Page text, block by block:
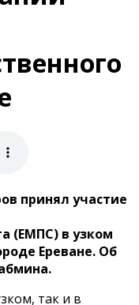
принял участие
(ЕМПС) в узком
Ереване. Об
так и в